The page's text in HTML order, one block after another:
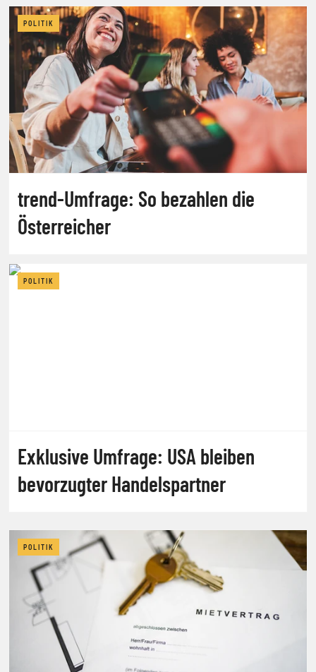
POLITIK
trend-Umfrage: So bezahlen die
Österreicher
POLITIK
Exklusive Umfrage: USA bleiben
bevorzugter Handelspartner
POLITIK